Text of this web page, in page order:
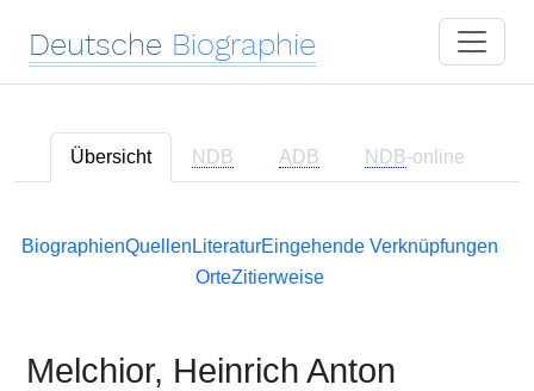
Deutsche Biographie
Übersicht NDB ADB NDB-online
BiographienQuellen LiteraturEingehende Verknüpfungen
OrteZitierweise
Melchior, Heinrich Anton